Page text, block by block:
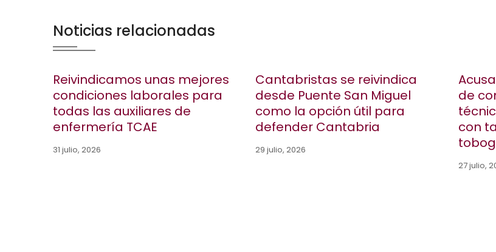
Noticias relacionadas
Reivindicamos unas mejores
condiciones laborales para
todas las auxiliares de
enfermería TCAE
31 julio, 2026
Cantabristas se reivindica
desde Puente San Miguel
como la opción útil para
defender Cantabria
29 julio, 2026
de
con
27 julio,